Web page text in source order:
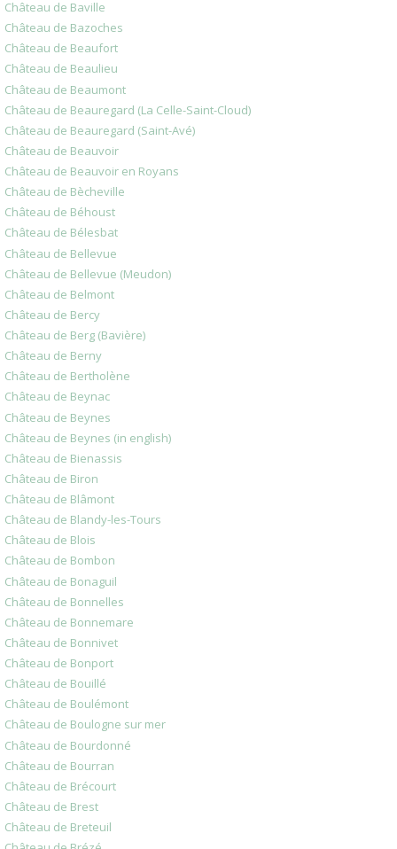
Château de Baville
Château de Bazoches
Château de Beaufort
Château de Beaulieu
Château de Beaumont
Château de Beauregard (La Celle-Saint-Cloud)
Château de Beauregard (Saint-Avé)
Château de Beauvoir
Château de Beauvoir en Royans
Château de Bècheville
Château de Béhoust
Château de Bélesbat
Château de Bellevue
Château de Bellevue (Meudon)
Château de Belmont
Château de Bercy
Château de Berg (Bavière)
Château de Berny
Château de Bertholène
Château de Beynac
Château de Beynes
Château de Beynes (in english)
Château de Bienassis
Château de Biron
Château de Blâmont
Château de Blandy-les-Tours
Château de Blois
Château de Bombon
Château de Bonaguil
Château de Bonnelles
Château de Bonnemare
Château de Bonnivet
Château de Bonport
Château de Bouillé
Château de Boulémont
Château de Boulogne sur mer
Château de Bourdonné
Château de Bourran
Château de Brécourt
Château de Brest
Château de Breteuil